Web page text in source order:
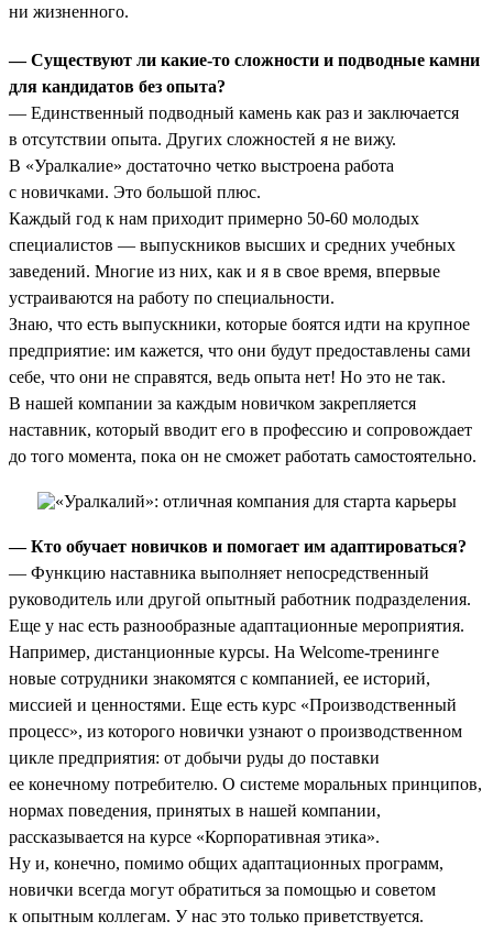
ни жизненного.
— Существуют ли какие-то сложности и подводные камни
для кандидатов без опыта?
— Единственный подводный камень как раз и заключается
в отсутствии опыта. Других сложностей я не вижу.
В «Уралкалие» достаточно четко выстроена работа
с новичками. Это большой плюс.
Каждый год к нам приходит примерно 50-60 молодых
специалистов — выпускников высших и средних учебных
заведений. Многие из них, как и я в свое время, впервые
устраиваются на работу по специальности.
Знаю, что есть выпускники, которые боятся идти на крупное
предприятие: им кажется, что они будут предоставлены сами
себе, что они не справятся, ведь опыта нет! Но это не так.
В нашей компании за каждым новичком закрепляется
наставник, который вводит его в профессию и сопровождает
до того момента, пока он не сможет работать самостоятельно.
— Кто обучает новичков и помогает им адаптироваться?
— Функцию наставника выполняет непосредственный
руководитель или другой опытный работник подразделения.
Еще у нас есть разнообразные адаптационные мероприятия.
Например, дистанционные курсы. На Welcome-тренинге
новые сотрудники знакомятся с компанией, ее историй,
миссией и ценностями. Еще есть курс «Производственный
процесс», из которого новички узнают о производственном
цикле предприятия: от добычи руды до поставки
ее конечному потребителю. О системе моральных принципов,
нормах поведения, принятых в нашей компании,
рассказывается на курсе «Корпоративная этика».
Ну и, конечно, помимо общих адаптационных программ,
новички всегда могут обратиться за помощью и советом
к опытным коллегам. У нас это только приветствуется.